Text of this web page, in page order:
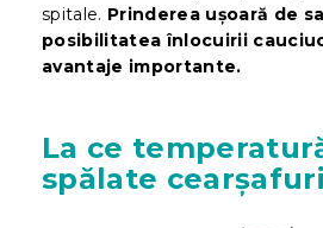
spitale. Prinderea ușoară de
posibilitatea înlocuirii
avantaje importante.
La ce
spălate